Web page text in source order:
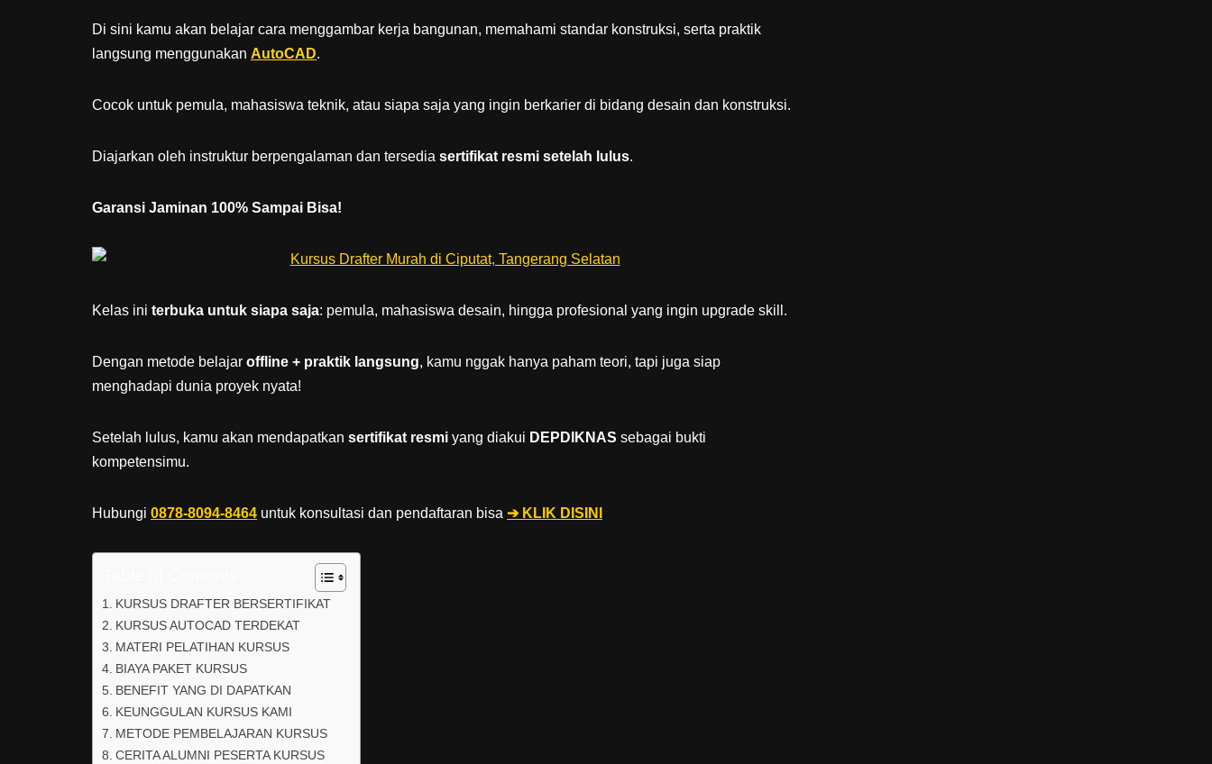
Di sini kamu akan belajar cara menggambar kerja bangunan, memahami standar konstruksi, serta praktik
langsung menggunakan AutoCAD.
Cocok untuk pemula, mahasiswa teknik, atau siapa saja yang ingin berkarier di bidang desain dan konstruksi.
Diajarkan oleh instruktur berpengalaman dan tersedia sertifikat resmi setelah lulus.
Garansi Jaminan 100% Sampai Bisa!
Kelas ini terbuka untuk siapa saja: pemula, mahasiswa desain, hingga profesional yang ingin upgrade skill.
Dengan metode belajar offline + praktik langsung, kamu nggak hanya paham teori, tapi juga siap
menghadapi dunia proyek nyata!
Setelah lulus, kamu akan mendapatkan sertifikat resmi yang diakui DEPDIKNAS sebagai bukti
kompetensimu.
Hubungi 0878-8094-8464 untuk konsultasi dan pendaftaran bisa ➔ KLIK DISINI
KURSUS DRAFTER BERSERTIFIKAT
KURSUS AUTOCAD TERDEKAT
MATERI PELATIHAN KURSUS
BIAYA PAKET KURSUS
BENEFIT YANG DI DAPATKAN
KEUNGGULAN KURSUS KAMI
METODE PEMBELAJARAN KURSUS
CERITA ALUMNI PESERTA KURSUS